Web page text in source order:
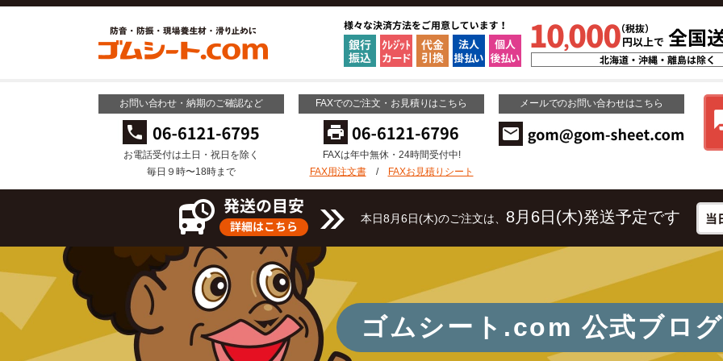
お問い合わせ・納期のご確認など
お電話受付は土日・祝日を除く
毎日９時〜18時まで
FAXでのご注文・お見積りはこちら
FAXは年中無休・24時間受付中!
FAX用注文書/ FAXお見積りシート
メールでのお問い合わせはこちら
本日8月6日(木)のご注文は、 8月6日(木)発送予定です
ゴムシート.com 公式ブログ